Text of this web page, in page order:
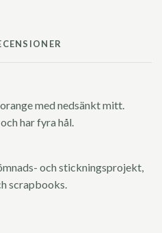
med nedsänkt mitt.
har fyra hål.
och stickningsprojekt,
scrapbooks.